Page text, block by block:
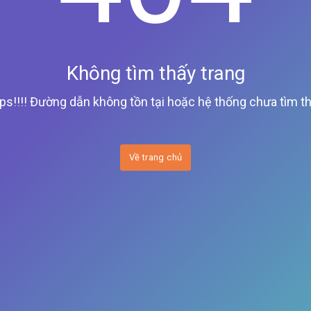
Không tìm thấy trang
Đường dẫn không tồn tại hoặc hệ thống chưa tìm
Về trang chủ